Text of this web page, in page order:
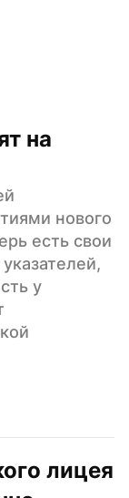
на
нового
есть свои
у
лицея